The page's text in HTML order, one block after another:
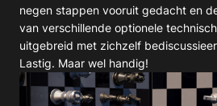
negen stappen vooruit gedacht en de
van verschillende optionele
uitgebreid met zichzelf
Lastig. Maar wel handig!